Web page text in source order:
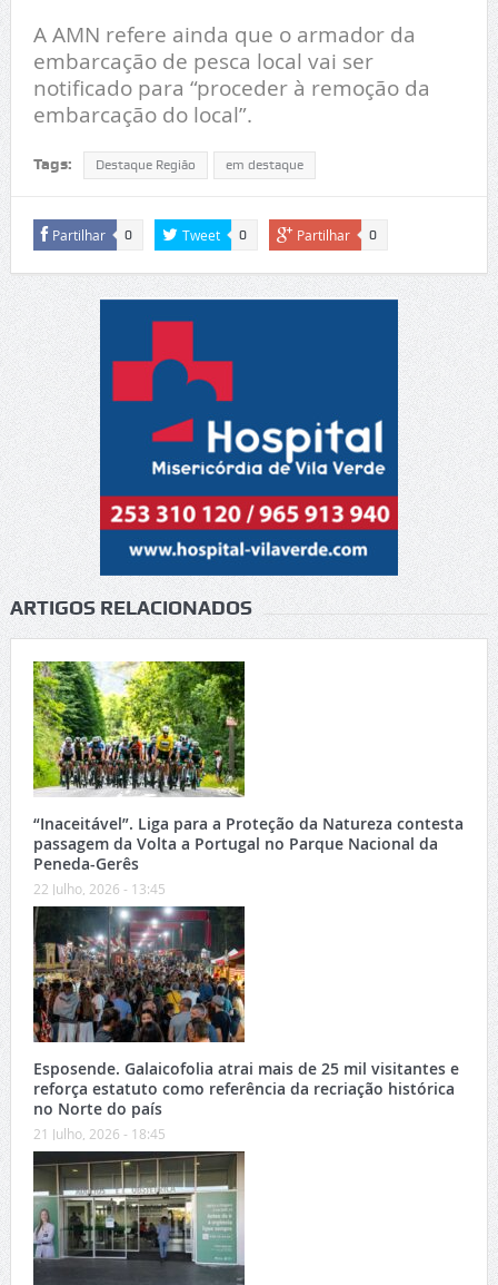
A AMN refere ainda que o armador da
embarcação de pesca local vai ser
notificado para “proceder à remoção da
embarcação do local”.
Tags: Destaque Região em destaque
Partilhar 0 Tweet 0 Partilhar 0
ARTIGOS RELACIONADOS
“Inaceitável”. Liga para a Proteção da Natureza contesta
passagem da Volta a Portugal no Parque Nacional da
Peneda-Gerês
22 Julho, 2026 - 13:45
Esposende. Galaicofolia atrai mais de 25 mil visitantes e
reforça estatuto como referência da recriação histórica
no Norte do país
21 Julho, 2026 - 18:45